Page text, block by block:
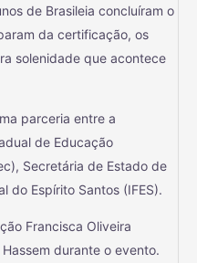
de Brasileia concluíram o
da certificação, os
solenidade que acontece
parceria entre a
de Educação
Secretária de Estado de
do Espírito Santos (IFES).
Francisca Oliveira
durante o evento.